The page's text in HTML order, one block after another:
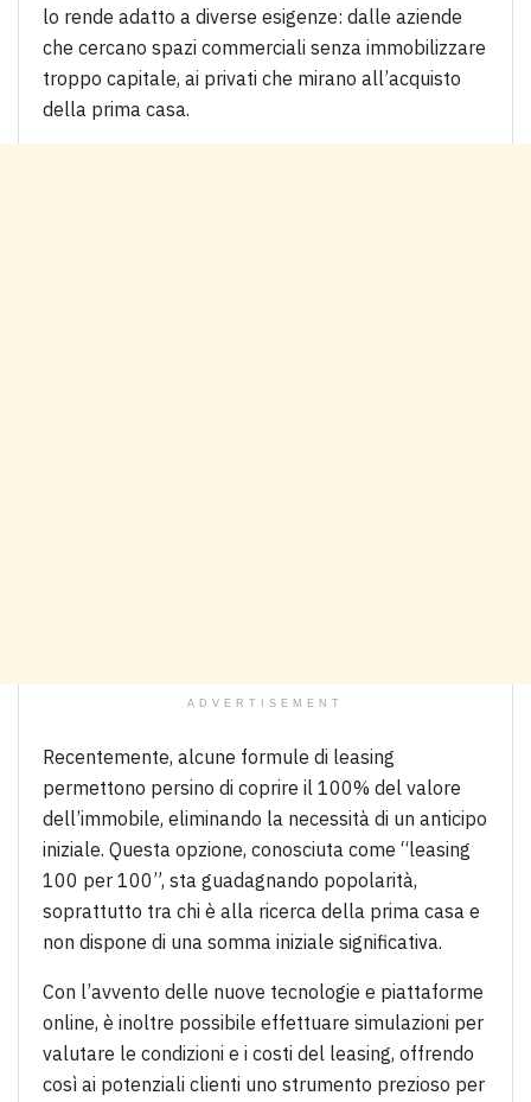
lo rende adatto a diverse esigenze: dalle aziende
che cercano spazi commerciali senza immobilizzare
troppo capitale, ai privati che mirano all’acquisto
della prima casa.
ADVERTISEMENT
Recentemente, alcune formule di leasing
permettono persino di coprire il 100% del valore
dell’immobile, eliminando la necessità di un anticipo
iniziale. Questa opzione, conosciuta come “leasing
100 per 100”, sta guadagnando popolarità,
soprattutto tra chi è alla ricerca della prima casa e
non dispone di una somma iniziale significativa.
Con l’avvento delle nuove tecnologie e piattaforme
online, è inoltre possibile effettuare simulazioni per
valutare le condizioni e i costi del leasing, offrendo
così ai potenziali clienti uno strumento prezioso per